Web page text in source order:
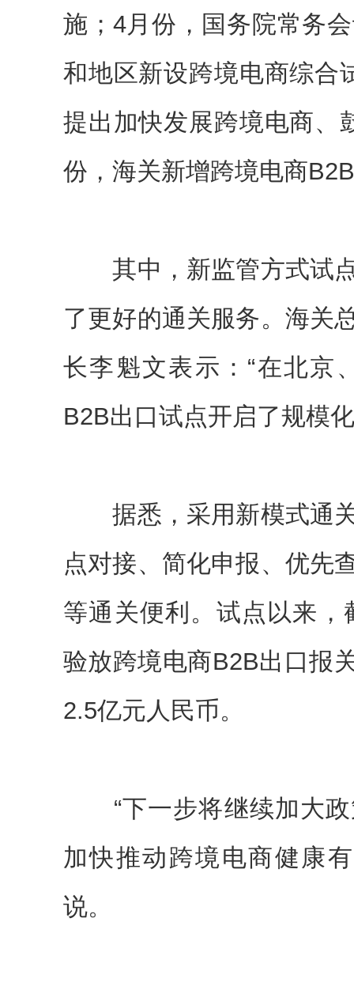
施；4月份，国务院常务
和地区新设跨境电商综合
提出加快发展跨境电商、
份，海关新增跨境电商
其中，新监管方式试点
了更好的通关服务。海关
长李魁文表示：“在北京
B2B出口试点开启了规模化
据悉，采用新模式通关
点对接、简化申报、优先
等通关便利。试点以来
验放跨境电商B2B出口报
2.5亿元人民币。
“下一步将继续加大政
加快推动跨境电商健康
说。